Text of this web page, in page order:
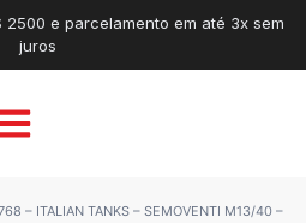
2500 e parcelamento em até 3x sem
juros
– ITALIAN TANKS – SEMOVENTI M13/40 –